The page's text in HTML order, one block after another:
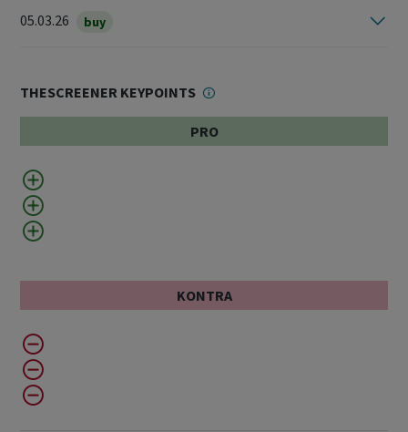
05.03.26
buy
THESCREENER KEYPOINTS
PRO
KONTRA